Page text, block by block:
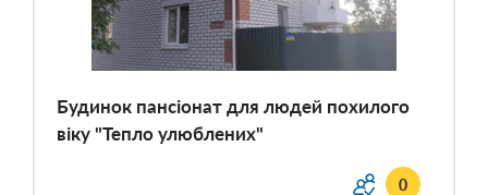
Будинок пансіонат для людей похилого
віку "Тепло улюблених"
0